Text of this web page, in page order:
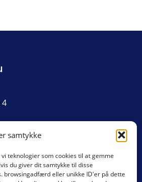
samtykke
teknologier som cookies til at gemme
du giver dit samtykke til disse
browsingadfærd eller unikke ID'er på dette